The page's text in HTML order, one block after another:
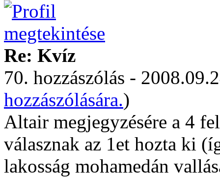
Re: Kvíz
70. hozzászólás -
hozzászólására.)
Altair megjegyzésére a 4
válasznak az 1et hozta ki
lakosság mohamedán